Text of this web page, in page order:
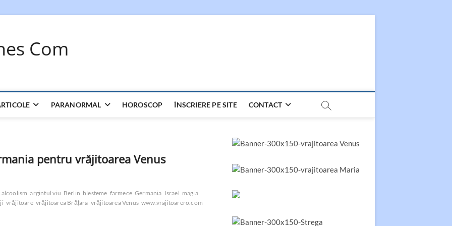
Com
PARANORMAL HOROSCOP ÎNSCRIERE PE SITE CONTACT
pentru vrăjitoarea Venus
alcoolism argintul viu Berlin blesteme farmece Germania Israel magia
vrăjitoare vrăjitoarea Brățara vrăjitoarea Venus www.vrajitoarero.com